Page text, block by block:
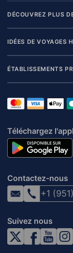
DÉCOUVREZ PLUS
IDÉES DE VOYAGES
ÉTABLISSEMENTS
Téléchargez
Contactez-nous
+1
Suivez nous